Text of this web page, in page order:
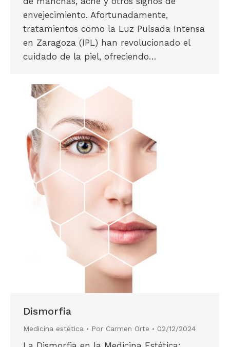
envejecimiento. Afortunadamente,
tratamientos como la Luz Pulsada Intensa
en Zaragoza (IPL) han revolucionado el
cuidado de la piel, ofreciendo…
Dismorfia
Medicina estética Por Carmen Orte 02/12/2024